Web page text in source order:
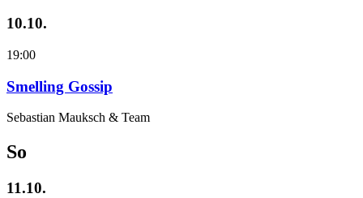
10.10.
19:00
Smelling Gossip
Sebastian Mauksch & Team
So
11.10.